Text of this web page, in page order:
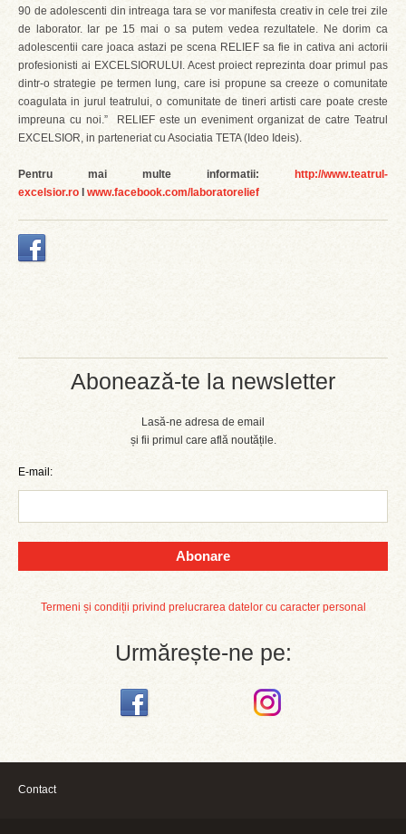
Abonează-te la newsletter
Lasă-ne adresa de email
și fii primul care află noutățile.
E-mail:
Abonare
Termeni și condiții privind prelucrarea datelor cu caracter personal
Urmărește-ne pe:
90 de adolescenti din intreaga tara se vor manifesta creativ in cele trei zile
de laborator. Iar pe 15 mai o sa putem vedea rezultatele. Ne dorim ca
adolescentii care joaca astazi pe scena RELIEF sa fie in cativa ani actorii
profesionisti ai EXCELSIORULUI. Acest proiect reprezinta doar primul pas
dintr-o strategie pe termen lung, care isi propune sa creeze o comunitate
coagulata in jurul teatrului, o comunitate de tineri artisti care poate creste
impreuna cu noi.” RELIEF este un eveniment organizat de catre Teatrul
EXCELSIOR, in parteneriat cu Asociatia TETA (Ideo Ideis).
Pentru mai multe informatii:
http://www.teatrul-
excelsior.ro
www.facebook.com/laboratorelief
Contact